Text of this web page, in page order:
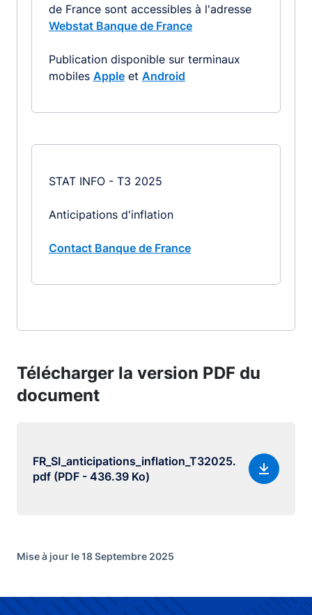
de France sont accessibles à l'adresse
Webstat Banque de France
Publication disponible sur terminaux
mobiles Apple et Android
STAT INFO - T3 2025
Anticipations d'inflation
Contact Banque de France
Télécharger la version PDF du
document
FR_SI_anticipations_inflation_T32025.
pdf (PDF - 436.39 Ko)
Mise à jour le 18 Septembre 2025